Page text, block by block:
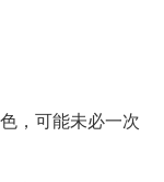
，可能未必一次